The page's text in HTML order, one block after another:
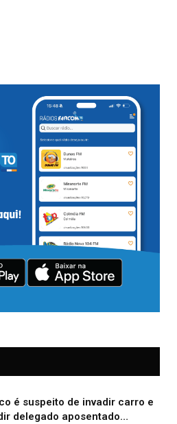
é suspeito de invadir carro e
delegado aposentado